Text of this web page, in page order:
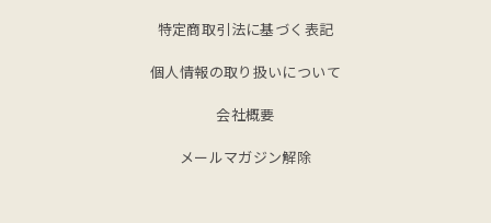
特定商取引法に基づく表記
個人情報の取り扱いについて
会社概要
メールマガジン解除